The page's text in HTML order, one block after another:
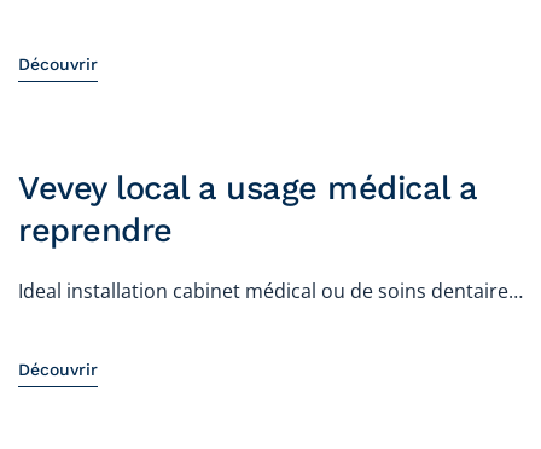
Découvrir
Vevey local a usage médical a
reprendre
Ideal installation cabinet médical ou de soins dentaire…
Découvrir